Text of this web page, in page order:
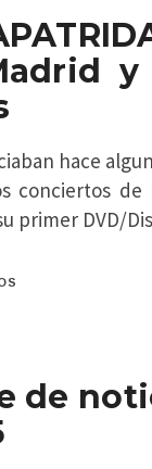
y
hace
conciertos de
primer DVD/
de